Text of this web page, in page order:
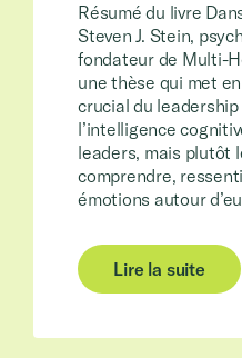
Résumé du livre
Steven J. Stein,
fondateur de Multi-
une thèse qui met
crucial du leadership
l’intelligence
leaders, mais plutôt
comprendre,
émotions autour
Lire la suite